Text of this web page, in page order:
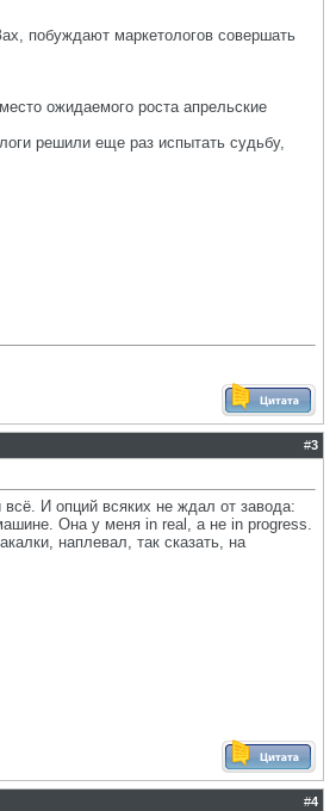
побуждают маркетологов совершать
ожидаемого роста апрельские
решили еще раз испытать судьбу,
#3
И опций всяких не ждал от завода:
Она у меня in real, а не in progress.
наплевал, так сказать, на
#4